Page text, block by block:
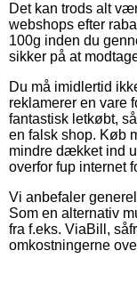
Det kan trods alt
webshops efter
100g inden du
sikker på at
Du må imidlertid
reklamerer en vare
fantastisk letkøbt,
en falsk shop. Køb
mindre dækket ind
overfor fup internet
Vi anbefaler
Som en alternativ
fra f.eks. ViaBill,
omkostningerne